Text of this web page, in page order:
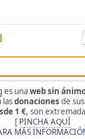
es unaweb sin
lasdonaciones de
1 €, son
[ PINCHA AQUÍ
MÁS